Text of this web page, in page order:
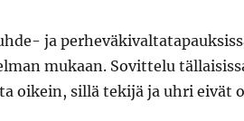
ja
mukaan. Sovittelu
oikein, sillä tekijä ja uhri eivät